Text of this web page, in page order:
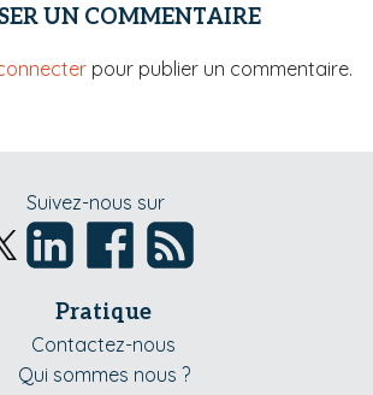
UN COMMENTAIRE
pour publier un commentaire.
Suivez-nous sur
Pratique
Contactez-nous
Qui sommes nous ?